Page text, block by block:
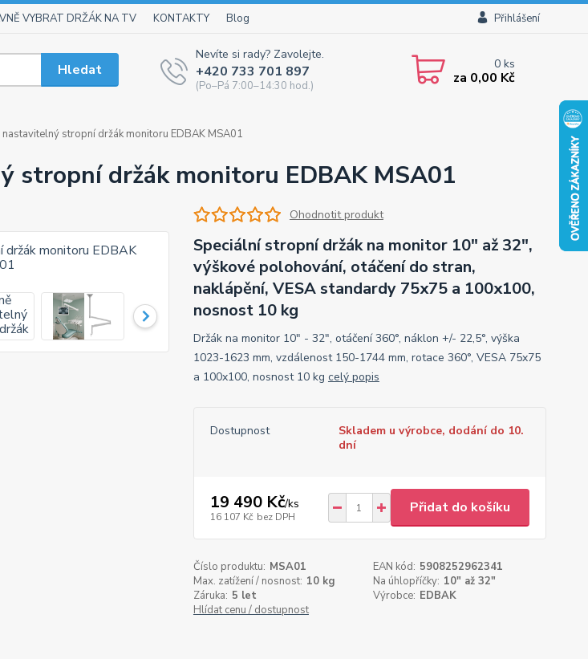
VYBRAT DRŽÁK NA TV KONTAKTY Blog Přihlášení
Hledat
Nevíte si rady? Zavolejte.
+420 733 701 897
(Po–Pá 7:00–14:30 hod.)
0ks
za 0,00 Kč
nastavitelný stropní držák monitoru EDBAK MSA01
stropní držák monitoru EDBAK MSA01
Ohodnotit produkt
Speciální stropní držák na monitor 10" až 32",
výškové polohování, otáčení do stran,
naklápění, VESA standardy 75x75 a 100x100,
nosnost 10 kg
Držák na monitor 10" - 32", otáčení 360°, náklon +/- 22,5°, výška
1023-1623 mm, vzdálenost 150-1744 mm, rotace 360°, VESA 75x75
a 100x100, nosnost 10 kg celý popis
Dostupnost
Skladem u výrobce, dodání do 10.
dní
19 490 Kč/ks
16 107 Kč bez DPH
Přidat do košíku
Číslo produktu: MSA01 EAN kód: 5908252962341
Max. zatížení / nosnost: 10 kg Na úhlopříčky: 10" až 32"
Záruka: 5 let Výrobce: EDBAK
Hlídat cenu / dostupnost